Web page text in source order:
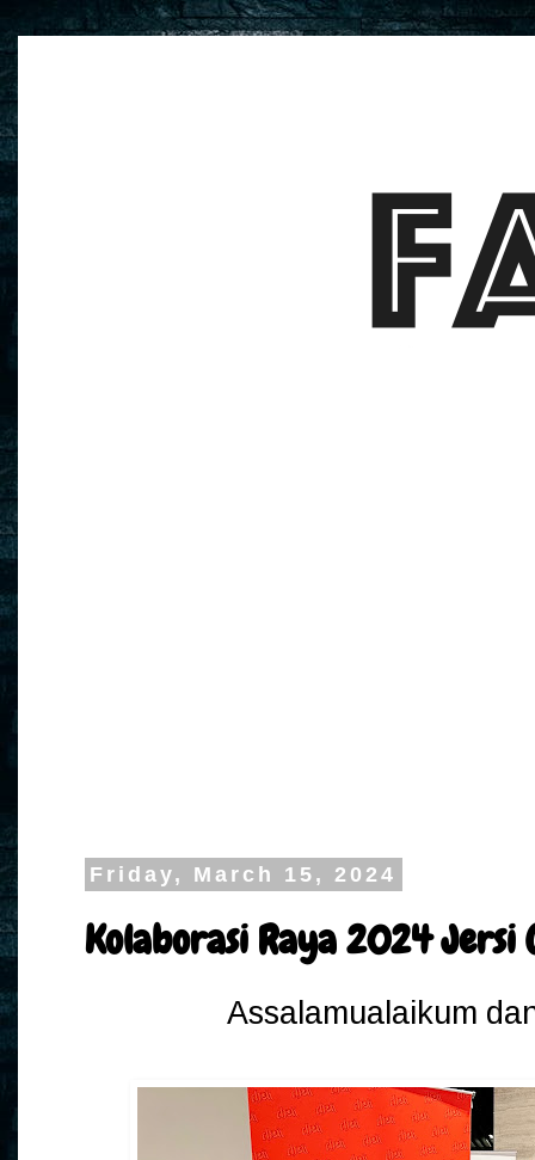
Friday, March 15, 2024
Kolaborasi Raya 2024 Jersi
Assalamualaikum